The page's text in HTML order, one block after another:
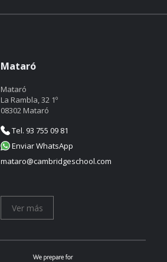
Mataró
Mataró
La Rambla, 32 1º
08302 Mataró
Tel. 93 755 09 81
Enviar WhatsApp
mataro@cambridgeschool.com
Ver más